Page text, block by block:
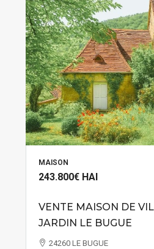
MAISON
243.800€ HAI
VENTE MAISON DE
JARDIN LE BUGUE
24260 LE BUGUE